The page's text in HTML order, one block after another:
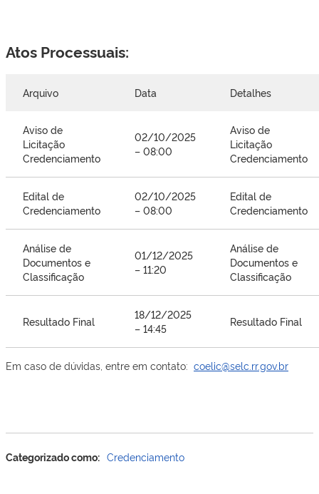
Atos Processuais:
Arquivo Data Detalhes
Aviso de
Licitação
Credenciamento
02/10/2025
– 08:00
Aviso de
Licitação
Credenciamento
Edital de
Credenciamento
02/10/2025
– 08:00
Edital de
Credenciamento
Análise de
Documentos e
Classificação
01/12/2025
– 11:20
Análise de
Documentos e
Classificação
Resultado Final
18/12/2025
– 14:45
Resultado Final
Em caso de dúvidas, entre em contato: coelic@selc.rr.gov.br
Categorizado como: Credenciamento